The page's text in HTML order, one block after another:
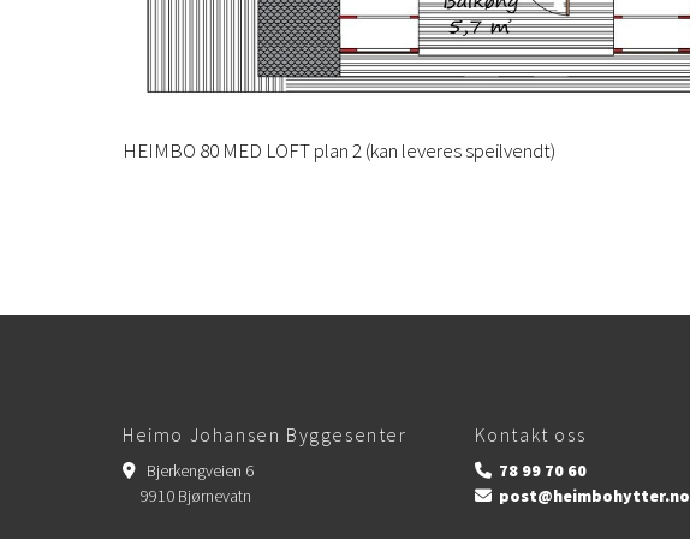
HEIMBO 80 MED LOFT plan 2 (kan leveres speilvendt)
Heimo Johansen Byggesenter

Bjerkengveien 6
9910 Bjørnevatn
Kontakt oss
 78 99 70 60
 post@heimbohytter.no